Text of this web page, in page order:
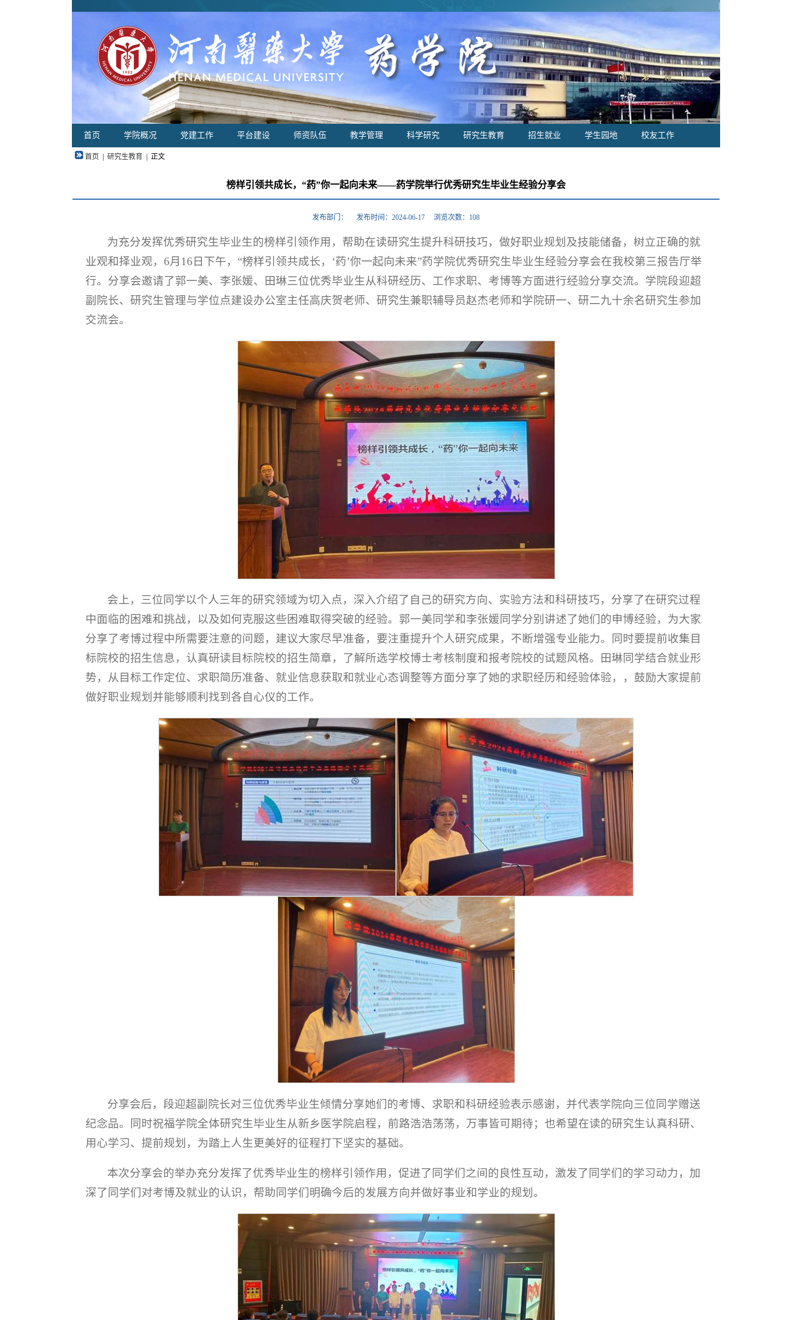
首页 学院概况 党建工作 平台建设 师资队伍 教学管理 科学研究 研究生教育 招生就业 学生园地 校友工作
首页 研究生教育 正文
榜样引领共成长，“药”你一起向未来——药学院举行优秀研究生毕业生经验分享会
发布部门： 发布时间：2024-06-17 浏览次数： 108
为充分发挥优秀研究生毕业生的榜样引领作用，帮助在读研究生提升科研技巧，做好职业规划及技能储备，树立正确的就
业观和择业观，6月16日下午，“榜样引领共成长，‘药’你一起向未来”药学院优秀研究生毕业生经验分享会在我校第三报告厅举
行。分享会邀请了郭一美、李张媛、田琳三位优秀毕业生从科研经历、工作求职、考博等方面进行经验分享交流。学院段迎超
副院长、研究生管理与学位点建设办公室主任高庆贺老师、研究生兼职辅导员赵杰老师和学院研一、研二九十余名研究生参加
交流会。
会上，三位同学以个人三年的研究领域为切入点，深入介绍了自己的研究方向、实验方法和科研技巧，分享了在研究过程
中面临的困难和挑战，以及如何克服这些困难取得突破的经验。郭一美同学和李张媛同学分别讲述了她们的申博经验，为大家
分享了考博过程中所需要注意的问题，建议大家尽早准备，要注重提升个人研究成果，不断增强专业能力。同时要提前收集目
标院校的招生信息，认真研读目标院校的招生简章，了解所选学校博士考核制度和报考院校的试题风格。田琳同学结合就业形
势，从目标工作定位、求职简历准备、就业信息获取和就业心态调整等方面分享了她的求职经历和经验体验，，鼓励大家提前
做好职业规划并能够顺利找到各自心仪的工作。
分享会后，段迎超副院长对三位优秀毕业生倾情分享她们的考博、求职和科研经验表示感谢，并代表学院向三位同学赠送
纪念品。同时祝福学院全体研究生毕业生从新乡医学院启程，前路浩浩荡荡，万事皆可期待；也希望在读的研究生认真科研、
用心学习、提前规划，为踏上人生更美好的征程打下坚实的基础。
本次分享会的举办充分发挥了优秀毕业生的榜样引领作用，促进了同学们之间的良性互动，激发了同学们的学习动力，加
深了同学们对考博及就业的认识，帮助同学们明确今后的发展方向并做好事业和学业的规划。